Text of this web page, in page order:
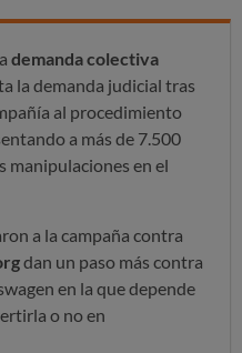
demanda colectiva
la demanda judicial tras
al procedimiento
a más de 7.500
manipulaciones en el
a la campaña contra
dan un paso más contra
en la que depende
o no en